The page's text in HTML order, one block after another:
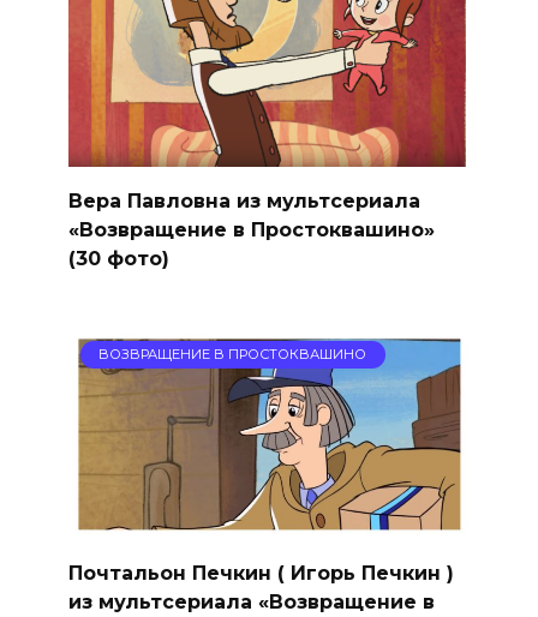
Вера Павловна из мультсериала
«Возвращение в Простоквашино»
(30 фото)
ВОЗВРАЩЕНИЕ В ПРОСТОКВАШИНО
Почтальон Печкин ( Игорь Печкин )
из мультсериала «Возвращение в